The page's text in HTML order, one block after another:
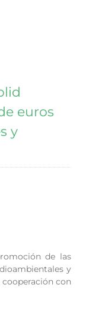
euros
y
de las
y
cooperación con